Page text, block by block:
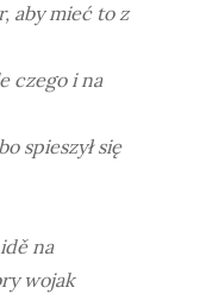
aby mieć to z
czego i na
spieszył się
na
wojak